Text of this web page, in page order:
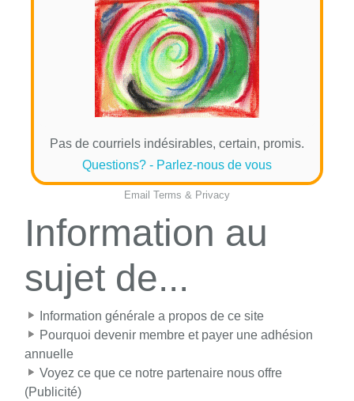
Pas de courriels indésirables, certain, promis.
Questions? - Parlez-nous de vous
Email Terms & Privacy
Information au
sujet de...
Information générale a propos de ce site
Pourquoi devenir membre et payer une adhésion
annuelle
Voyez ce que ce notre partenaire nous offre
(Publicité)